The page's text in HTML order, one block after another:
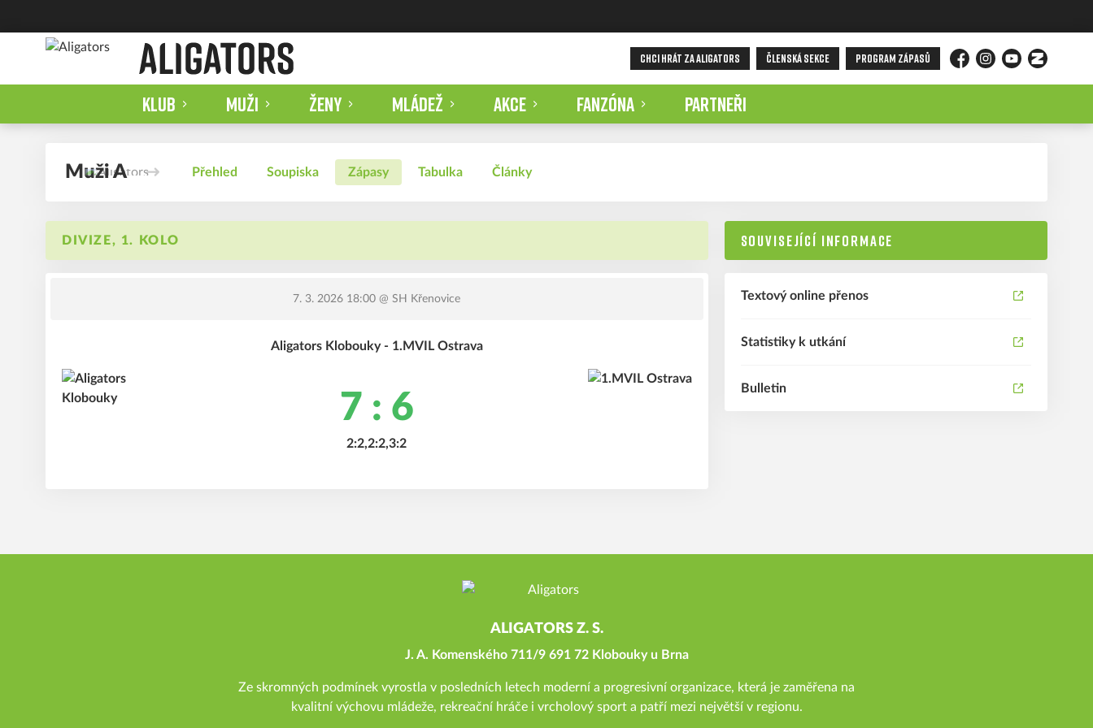
CHCI HRÁT ZA ALIGATORS ČLENSKÁ SEKCE PROGRAM ZÁPASŮ
FacebookInstagramYouTubeZonerama
KLUB MUŽI ŽENY MLÁDEŽ AKCE FANZÓNA PARTNEŘI
Muži A Přehled Soupiska Zápasy Tabulka Články
DIVIZE, 1. KOLO
7. 3. 2026 18:00 @ SH Křenovice
Aligators Klobouky - 1.MVIL Ostrava
7 : 6
2:2,2:2,3:2
SOUVISEJÍCÍ INFORMACE
Textový online přenos
Statistiky k utkání
Bulletin
ALIGATORS Z. S.
J. A. Komenského 711/9 691 72 Klobouky u Brna
Ze skromných podmínek vyrostla v posledních letech moderní a progresivní organizace, která je zaměřena na
kvalitní výchovu mládeže, rekreační hráče i vrcholový sport a patří mezi největší v regionu.